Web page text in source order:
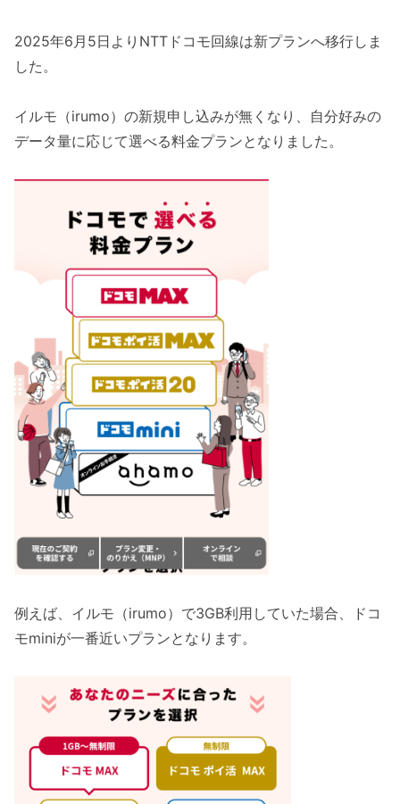
2025年6月5日よりNTTドコモ回線は新プランへ移行しま
した。
イルモ（irumo）の新規申し込みが無くなり、自分好みの
データ量に応じて選べる料金プランとなりました。
例えば、イルモ（irumo）で3GB利用していた場合、ドコ
モminiが一番近いプランとなります。